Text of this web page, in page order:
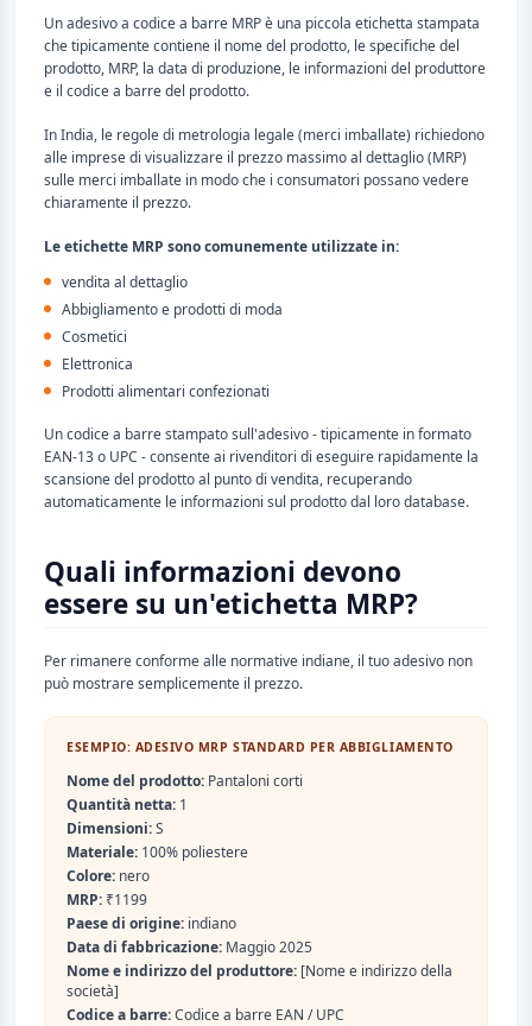
Un adesivo a codice a barre MRP è una piccola etichetta stampata
che tipicamente contiene il nome del prodotto, le specifiche del
prodotto, MRP, la data di produzione, le informazioni del produttore
e il codice a barre del prodotto.
In India, le regole di metrologia legale (merci imballate) richiedono
alle imprese di visualizzare il prezzo massimo al dettaglio (MRP)
sulle merci imballate in modo che i consumatori possano vedere
chiaramente il prezzo.
Le etichette MRP sono comunemente utilizzate in:
vendita al dettaglio
Abbigliamento e prodotti di moda
Cosmetici
Elettronica
Prodotti alimentari confezionati
Un codice a barre stampato sull'adesivo - tipicamente in formato
EAN-13 o UPC - consente ai rivenditori di eseguire rapidamente la
scansione del prodotto al punto di vendita, recuperando
automaticamente le informazioni sul prodotto dal loro database.
Quali informazioni devono
essere su un'etichetta MRP?
Per rimanere conforme alle normative indiane, il tuo adesivo non
può mostrare semplicemente il prezzo.
ESEMPIO: ADESIVO MRP STANDARD PER ABBIGLIAMENTO
Nome del prodotto: Pantaloni corti
Quantità netta: 1
Dimensioni:S
Materiale: 100% poliestere
Colore: nero
MRP: ₹1199
Paese di origine: indiano
Data di fabbricazione: Maggio 2025
Nome e indirizzo del produttore: [Nome e indirizzo della
società]
Codice a barre:Codice a barre EAN / UPC